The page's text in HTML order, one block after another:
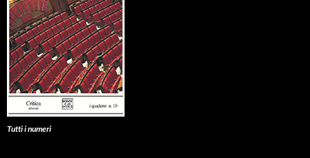
Tutti i numeri